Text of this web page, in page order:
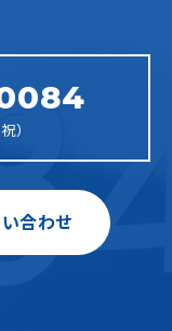
）
合わせ